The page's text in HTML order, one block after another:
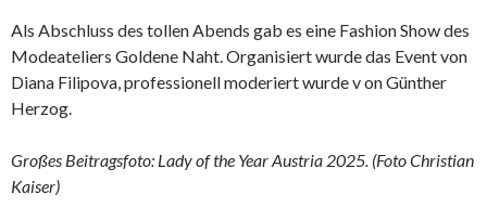
Als Abschluss des tollen Abends gab es eine Fashion Show des
Modeateliers Goldene Naht. Organisiert wurde das Event von
Diana Filipova, professionell moderiert wurde v on Günther
Herzog.
Großes Beitragsfoto: Lady of the Year Austria 2025. (Foto Christian
Kaiser)